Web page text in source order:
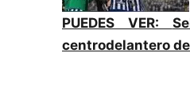
PUEDES VER:
centrodelantero